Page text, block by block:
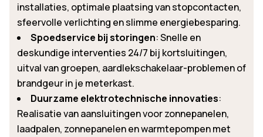
installaties, optimale plaatsing van stopcontacten,
sfeervolle verlichting en slimme energiebesparing.
Spoedservice bij storingen: Snelle en
deskundige interventies 24/7 bij kortsluitingen,
uitval van groepen, aardlekschakelaar-problemen of
brandgeur in je meterkast.
Duurzame elektrotechnische innovaties:
Realisatie van aansluitingen voor zonnepanelen,
laadpalen, zonnepanelen en warmtepompen met